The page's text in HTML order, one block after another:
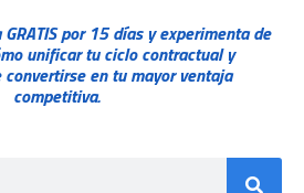
por 15 días y experimenta de
unificar tu ciclo contractual y
en tu mayor ventaja
competitiva.